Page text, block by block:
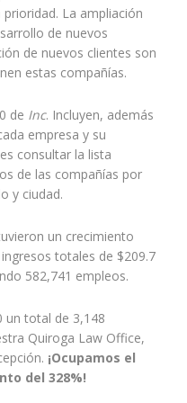
prioridad. La ampliación
de nuevos
de nuevos clientes son
estas compañías.
de Inc. Incluyen, además
empresa y su
consultar la lista
de las compañías por
y ciudad.
un crecimiento
totales de $209.7
582,741 empleos.
un total de 3,148
Quiroga Law Office,
¡Ocupamos el
del 328%!